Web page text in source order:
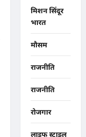
मिशन सिंदूर
भारत
मौसम
राजनीति
राजनीति
रोजगार
लाइफ स्टाइल